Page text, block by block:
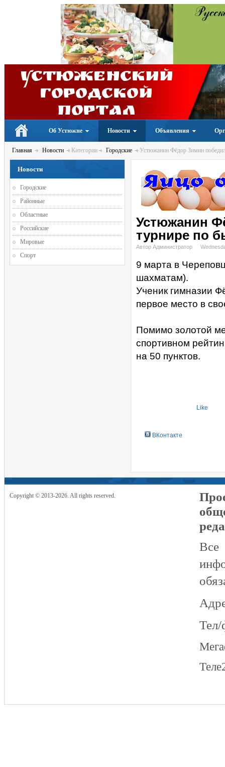
Устюженский
Городской
портал
Об Устюжне Новости Объявления
Главная Новости Категории Городские Устюжанин Фёдор Зимин
Устюжанин
турнире по
Автор Администратор
9 марта в
шахматам).
Ученик гимназии
первое место в
Помимо золотой
спортивном
на 50 пунктов.
Like
ВКонтакте
Новости
Городские
Районные
Областные
Российские
Мировые
Спорт
Copyright © 2013-2026. All rights reserved.